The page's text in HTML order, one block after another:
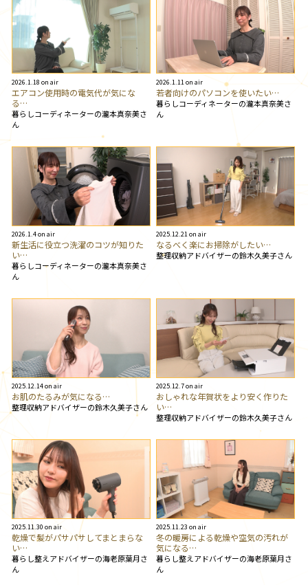
2026.1.18 on air
エアコン使用時の電気代が気にな
る…
暮らしコーディネーターの瀧本真奈美さ
ん
2026.1.11 on air
若者向けのパソコンを使いたい…
暮らしコーディネーターの瀧本真奈美さ
ん
2026.1.4 on air
新生活に役立つ洗濯のコツが知りた
い…
暮らしコーディネーターの瀧本真奈美さ
ん
2025.12.21 on air
なるべく楽にお掃除がしたい…
整理収納アドバイザーの鈴木久美子さん
2025.12.14 on air
お肌のたるみが気になる…
整理収納アドバイザーの鈴木久美子さん
2025.12.7 on air
おしゃれな年賀状をより安く作りた
い…
整理収納アドバイザーの鈴木久美子さん
2025.11.30 on air
乾燥で髪がパサパサしてまとまらな
い…
暮らし整えアドバイザーの海老原葉月さ
ん
2025.11.23 on air
冬の暖房による乾燥や空気の汚れが
気になる…
暮らし整えアドバイザーの海老原葉月さ
ん